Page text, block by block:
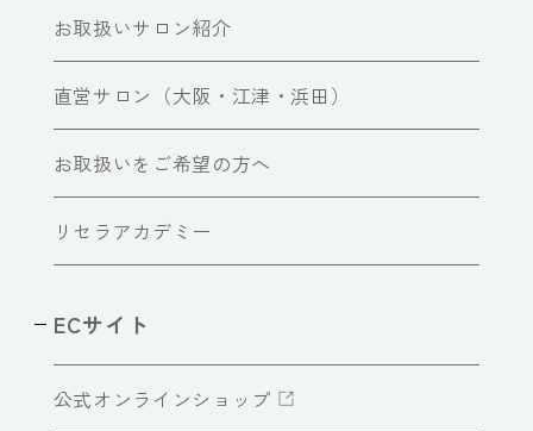
お取扱いサロン紹介
直営サロン（大阪・江津・浜田）
お取扱いをご希望の方へ
リセラアカデミー
ECサイト
公式オンラインショップ